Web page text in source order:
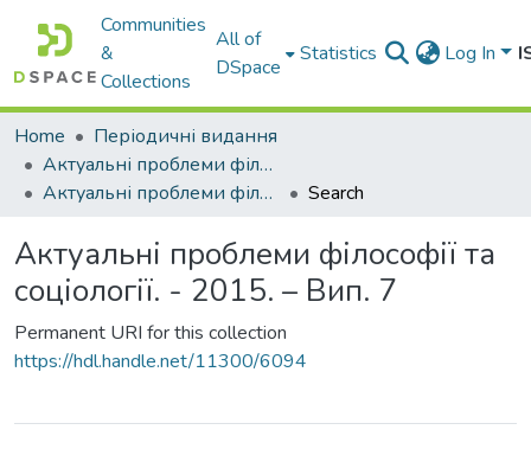
Communities
&
Collections
All of
DSpace
Statistics Log In
Home
Періодичні видання
Актуальні проблеми філософії та соціології
Актуальні проблеми філософії та соціології. - 2015. – Вип. 7
Search
Актуальні проблеми філософії та
соціології. - 2015. – Вип. 7
Permanent URI for this collection
https://hdl.handle.net/11300/6094